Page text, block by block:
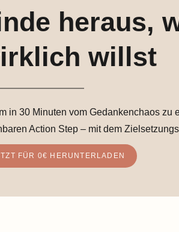
heraus,
willst
in 30 Minuten vom Gedankenchaos zu
Action Step – mit dem
FÜR 0€ HERUNTERLADEN